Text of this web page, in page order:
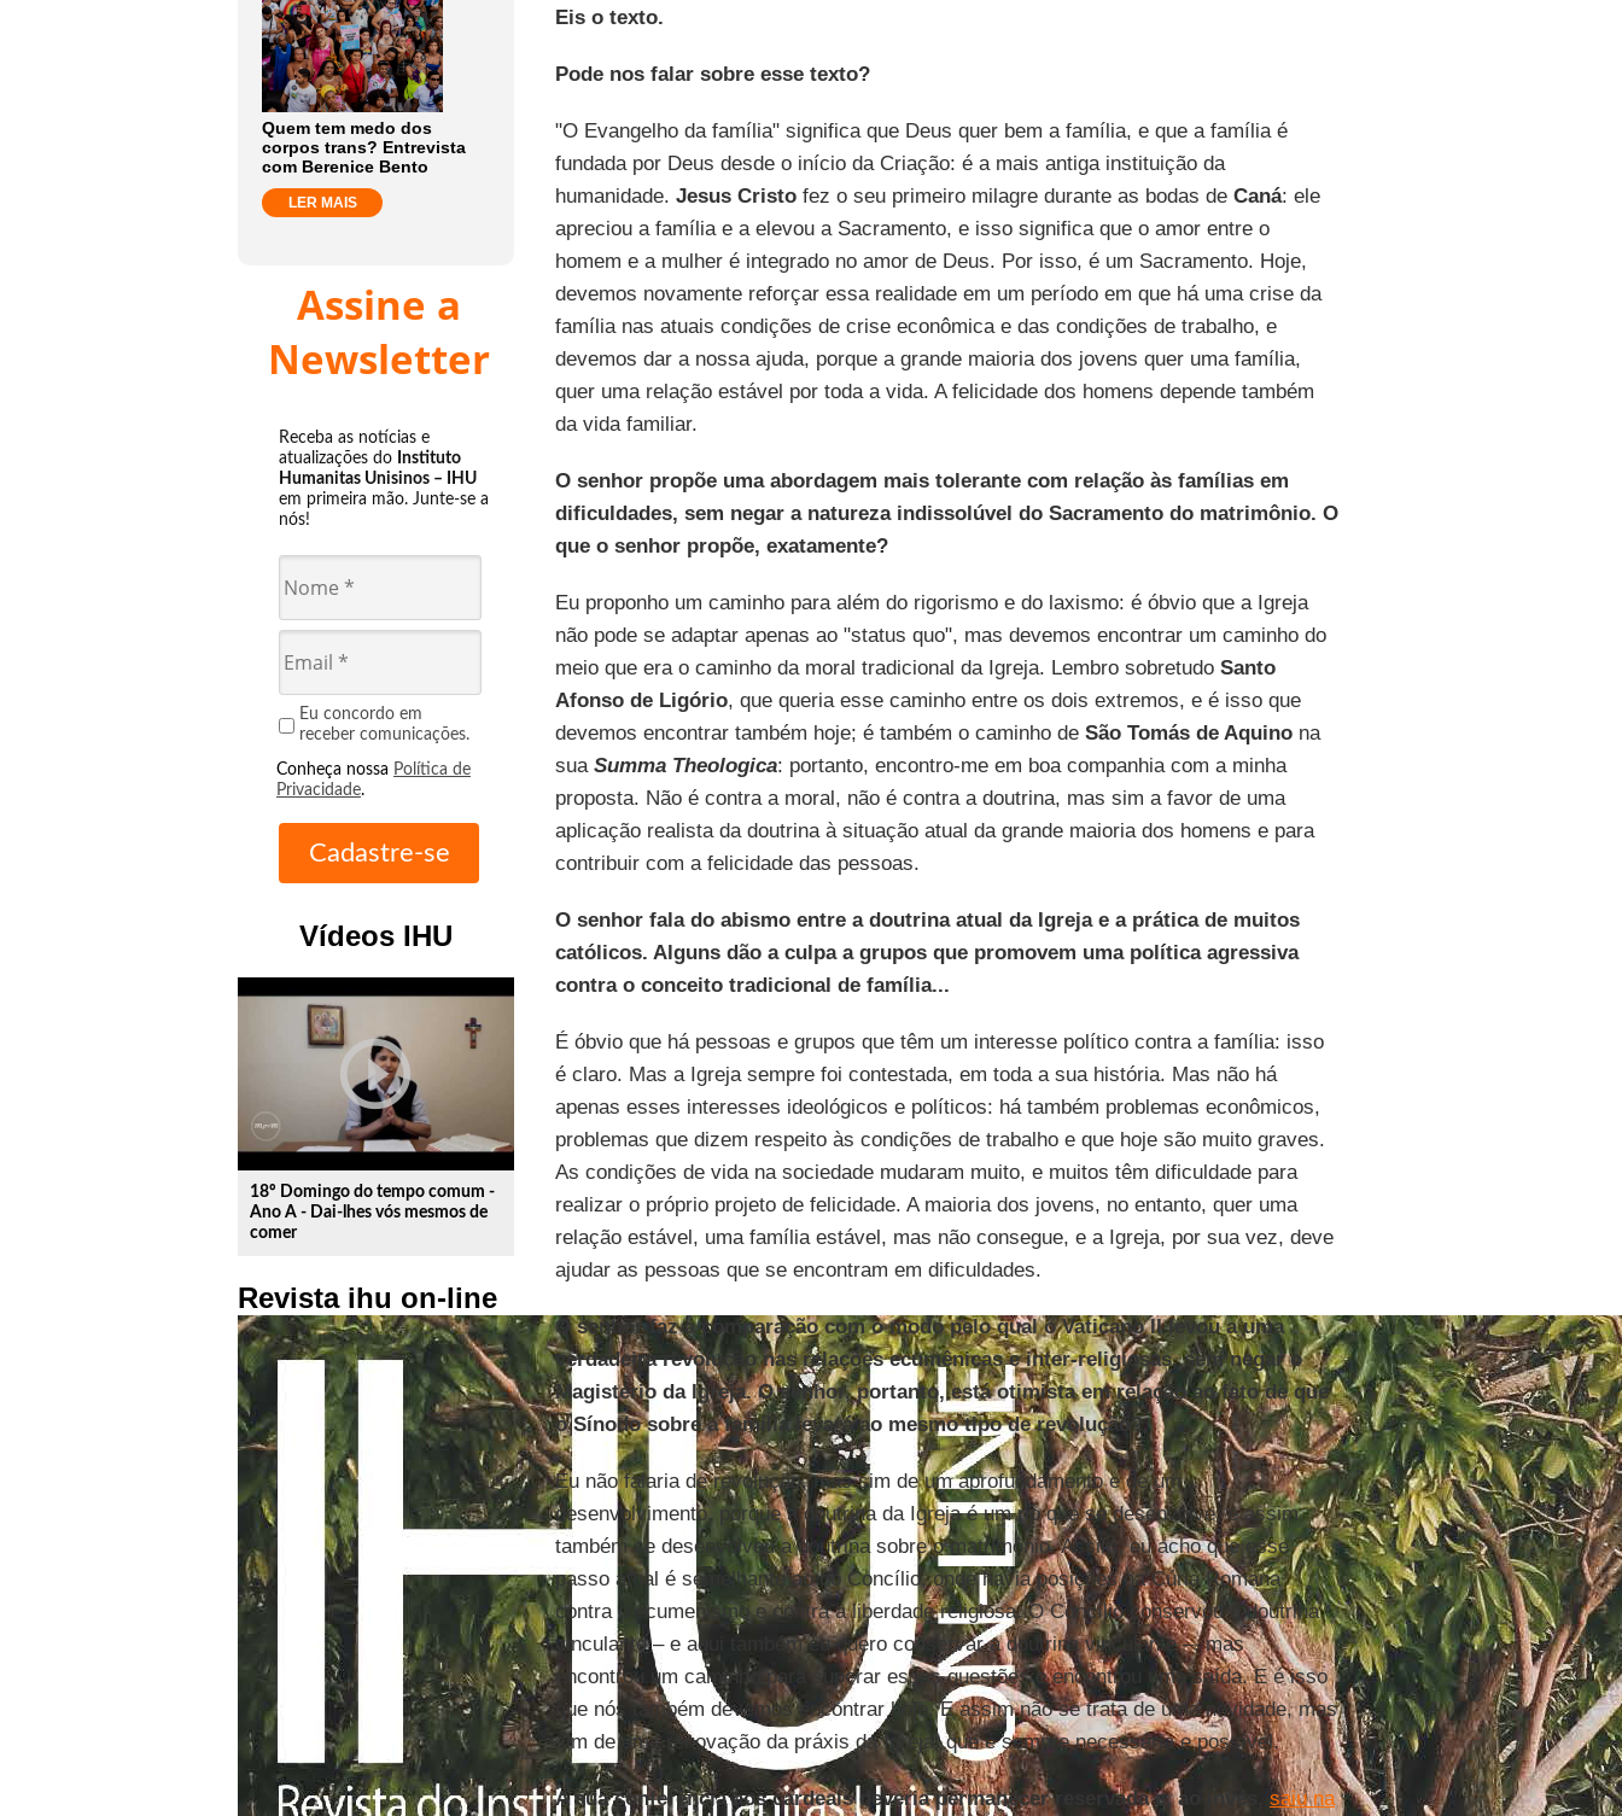
Quem tem medo dos
corpos trans? Entrevista
com Berenice Bento
LER MAIS
Assine a
Newsletter
Receba as notícias e
atualizações do Instituto
Humanitas Unisinos – IHU
em primeira mão. Junte-se a
nós!
Eu concordo em
receber comunicações.
Conheça nossa Política de
Privacidade.
Vídeos IHU
play_circle_outline
18º Domingo do tempo comum -
Ano A - Dai-lhes vós mesmos de
comer
Revista ihu on-line
Eis o texto.
Pode nos falar sobre esse texto?
"O Evangelho da família" significa que Deus quer bem a família, e que a família é
fundada por Deus desde o início da Criação: é a mais antiga instituição da
humanidade. Jesus Cristofez o seu primeiro milagre durante as bodas de Caná: ele
apreciou a família e a elevou a Sacramento, e isso significa que o amor entre o
homem e a mulher é integrado no amor de Deus. Por isso, é um Sacramento. Hoje,
devemos novamente reforçar essa realidade em um período em que há uma crise da
família nas atuais condições de crise econômica e das condições de trabalho, e
devemos dar a nossa ajuda, porque a grande maioria dos jovens quer uma família,
quer uma relação estável por toda a vida. A felicidade dos homens depende também
da vida familiar.
O senhor propõe uma abordagem mais tolerante com relação às famílias em
dificuldades, sem negar a natureza indissolúvel do Sacramento do matrimônio. O
que o senhor propõe, exatamente?
Eu proponho um caminho para além do rigorismo e do laxismo: é óbvio que a Igreja
não pode se adaptar apenas ao "status quo", mas devemos encontrar um caminho do
meio que era o caminho da moral tradicional da Igreja. Lembro sobretudo Santo
Afonso de Ligório, que queria esse caminho entre os dois extremos, e é isso que
devemos encontrar também hoje; é também o caminho de São Tomás de Aquinona
sua Summa Theologica: portanto, encontro-me em boa companhia com a minha
proposta. Não é contra a moral, não é contra a doutrina, mas sim a favor de uma
aplicação realista da doutrina à situação atual da grande maioria dos homens e para
contribuir com a felicidade das pessoas.
O senhor fala do abismo entre a doutrina atual da Igreja e a prática de muitos
católicos. Alguns dão a culpa a grupos que promovem uma política agressiva
contra o conceito tradicional de família...
É óbvio que há pessoas e grupos que têm um interesse político contra a família: isso
é claro. Mas a Igreja sempre foi contestada, em toda a sua história. Mas não há
apenas esses interesses ideológicos e políticos: há também problemas econômicos,
problemas que dizem respeito às condições de trabalho e que hoje são muito graves.
As condições de vida na sociedade mudaram muito, e muitos têm dificuldade para
realizar o próprio projeto de felicidade. A maioria dos jovens, no entanto, quer uma
relação estável, uma família estável, mas não consegue, e a Igreja, por sua vez, deve
ajudar as pessoas que se encontram em dificuldades.
O senhor faz a comparação com o modo pelo qual o Vaticano II levou a uma
verdadeira revolução nas relações ecumênicas e inter-religiosas, sem negar o
Magistério da Igreja. O senhor, portanto, está otimista em relação ao fato de que
o Sínodo sobre a família levará ao mesmo tipo de revolução?
Eu não falaria de revolução, mas sim de um aprofundamento e de um
desenvolvimento, porque a doutrina da Igreja é um rio que se desenvolve, e assim
também se desenvolveu a doutrina sobre o matrimônio. Assim, eu acho que esse
passo atual é semelhante ao do Concílio, onde havia posições na Cúria Romana
contra o ecumenismo e contra a liberdade religiosa. O Concílio conservou a doutrina
vinculante – e aqui também eu quero conservar a doutrina vinculante –, mas
encontrou um caminho para superar essas questões e encontrou uma saída. E é isso
que nós também devemos encontrar hoje. E assim não se trata de uma novidade, mas
sim de uma renovação da práxis da Igreja, que é sempre necessária e possível.
A sua conferência aos cardeais deveria permanecer reservada e, ao invés, saiu na